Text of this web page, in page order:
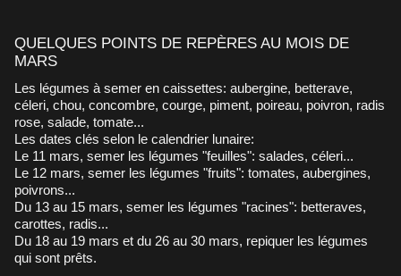
QUELQUES POINTS DE REPÈRES AU MOIS DE
MARS
Les légumes à semer en caissettes: aubergine, betterave,
céleri, chou, concombre, courge, piment, poireau, poivron, radis
rose, salade, tomate...
Les dates clés selon le calendrier lunaire:
Le 11 mars, semer les légumes "feuilles": salades, céleri...
Le 12 mars, semer les légumes "fruits": tomates, aubergines,
poivrons...
Du 13 au 15 mars, semer les légumes "racines": betteraves,
carottes, radis...
Du 18 au 19 mars et du 26 au 30 mars, repiquer les légumes
qui sont prêts.